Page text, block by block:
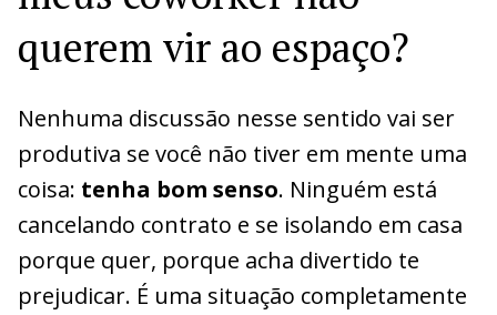
querem vir ao espaço?
Nenhuma discussão nesse sentido vai ser
produtiva se você não tiver em mente uma
coisa: tenha bom senso. Ninguém está
cancelando contrato e se isolando em casa
porque quer, porque acha divertido te
prejudicar. É uma situação completamente